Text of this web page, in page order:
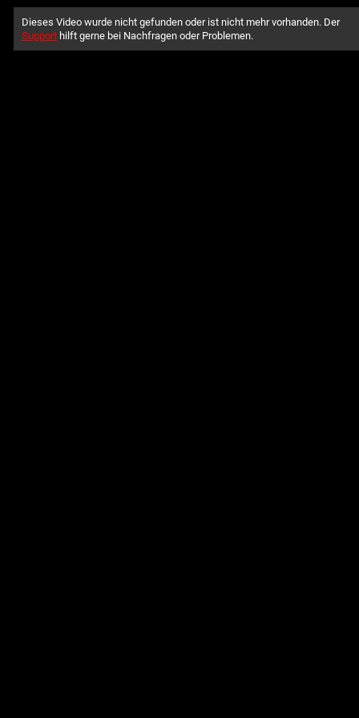
Dieses Video wurde nicht gefunden oder ist nicht mehr vorhanden. Der
Supporthilft gerne bei Nachfragen oder Problemen.